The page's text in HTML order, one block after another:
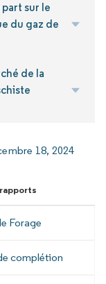
sur le
du gaz de
de la
18, 2024
Forage
complétion